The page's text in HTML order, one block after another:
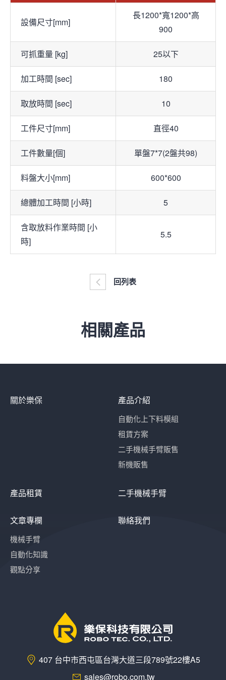
設備尺寸[mm]
長1200*寬1200*高
900
可抓重量 [kg] 25以下
加工時間 [sec] 180
取放時間 [sec] 10
工件尺寸[mm] 直徑40
工件數量[個] 單盤7*7(2盤共98)
料盤大小[mm] 600*600
總體加工時間 [小時] 5
含取放料作業時間 [小
時]
5.5
回列表
相關產品
關於樂保 產品介紹
自動化上下料模組
租賃方案
二手機械手臂販售
新機販售
產品租賃 二手機械手臂
文章專欄
機械手臂
自動化知識
觀點分享
聯絡我們
407 台中市西屯區台灣大道三段789號22樓A5
sales@robo.com.tw